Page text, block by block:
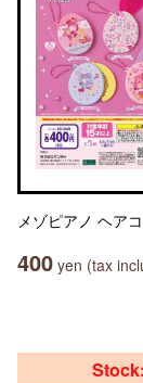
メゾピアノ ヘア
400 yen (tax